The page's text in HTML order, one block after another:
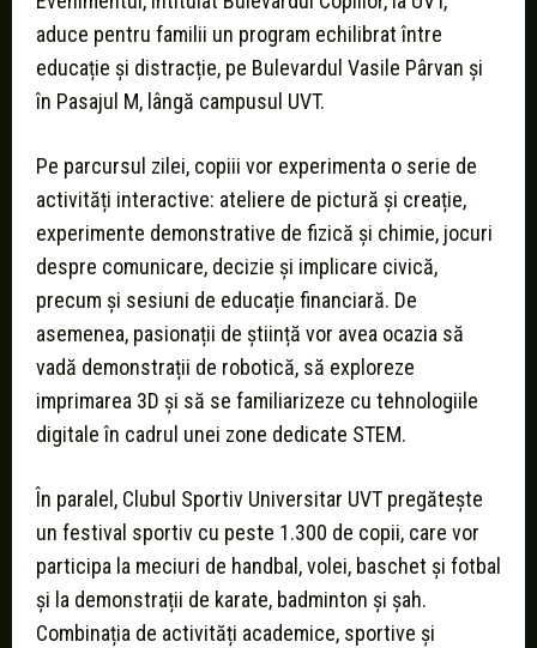
aduce pentru familii un program echilibrat între
educație și distracție, pe Bulevardul Vasile Pârvan și
în Pasajul M, lângă campusul UVT.
Pe parcursul zilei, copiii vor experimenta o serie de
activități interactive: ateliere de pictură și creație,
experimente demonstrative de fizică și chimie, jocuri
despre comunicare, decizie și implicare civică,
precum și sesiuni de educație financiară. De
asemenea, pasionații de știință vor avea ocazia să
vadă demonstrații de robotică, să exploreze
imprimarea 3D și să se familiarizeze cu tehnologiile
digitale în cadrul unei zone dedicate STEM.
În paralel, Clubul Sportiv Universitar UVT pregătește
un festival sportiv cu peste 1.300 de copii, care vor
participa la meciuri de handbal, volei, baschet și fotbal
și la demonstrații de karate, badminton și șah.
Combinația de activități academice, sportive și